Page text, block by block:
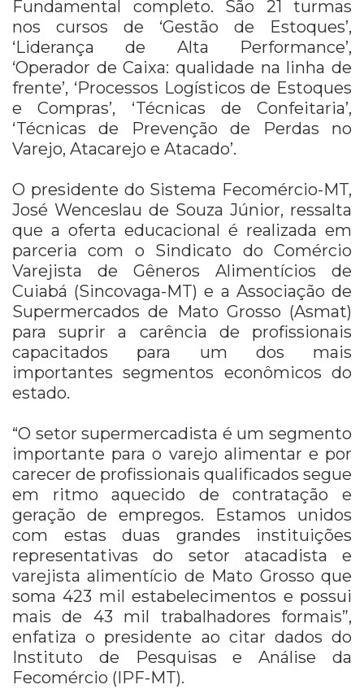
Fundamental completo. São 21 turmas
nos cursos de ‘Gestão de Estoques’,
‘Liderança de Alta Performance’,
‘Operador de Caixa: qualidade na linha de
frente’, ‘Processos Logísticos de Estoques
e Compras’, ‘Técnicas de Confeitaria’,
‘Técnicas de Prevenção de Perdas no
Varejo, Atacarejo e Atacado’.
O presidente do Sistema Fecomércio-MT,
José Wenceslau de Souza Júnior, ressalta
que a oferta educacional é realizada em
parceria com o Sindicato do Comércio
Varejista de Gêneros Alimentícios de
Cuiabá (Sincovaga-MT) e a Associação de
Supermercados de Mato Grosso (Asmat)
para suprir a carência de profissionais
capacitados para um dos mais
importantes segmentos econômicos do
estado.
“O setor supermercadista é um segmento
importante para o varejo alimentar e por
carecer de profissionais qualificados segue
em ritmo aquecido de contratação e
geração de empregos. Estamos unidos
com estas duas grandes instituições
representativas do setor atacadista e
varejista alimentício de Mato Grosso que
soma 423 mil estabelecimentos e possui
mais de 43 mil trabalhadores formais”,
enfatiza o presidente ao citar dados do
Instituto de Pesquisas e Análise da
Fecomércio (IPF-MT).